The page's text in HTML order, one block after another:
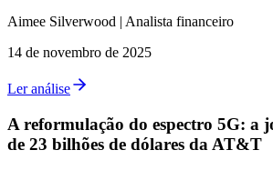
Aimee Silverwood | Analista financeiro
14 de novembro de 2025
Ler análise
A reformulação do espectro 5G: a
de 23 bilhões de dólares da AT&T